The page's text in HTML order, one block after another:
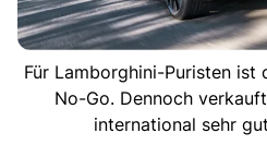
Für Lamborghini-Puristen ist
No-Go. Dennoch
international sehr